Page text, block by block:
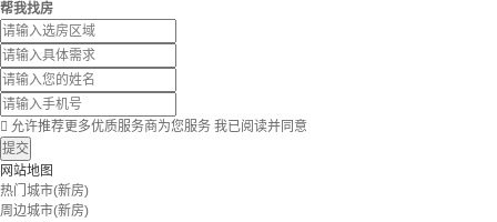
帮我找房
 允许推荐更多优质服务商为您服务 我已阅读并同意
提交
网站地图
热门城市(新房)
周边城市(新房)